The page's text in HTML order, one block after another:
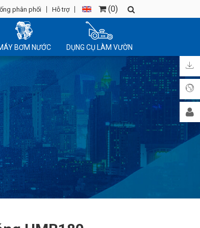
phân phối Hỗ trợ (0)
BƠM NƯỚC DỤNG CỤ LÀM VƯỜN